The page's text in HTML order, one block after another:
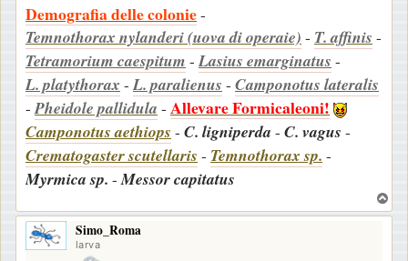
Demografia delle colonie-
Temnothorax nylanderi (uova di operaie) - T. affinis -
Tetramorium caespitum - Lasius emarginatus -
L. platythorax - L. paralienus - Camponotus lateralis
- Pheidole pallidula - Allevare Formicaleoni!
Camponotus aethiops - C. ligniperda - C. vagus -
Crematogaster scutellaris - Temnothorax sp. -
Myrmica sp. - Messor capitatus
o
Simo_Roma
larva